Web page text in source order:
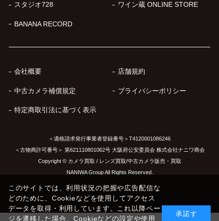
スタジオ728 ワイン蔵 ONLINE STORE
BANANA RECORD
会社概要 店舗規約
中古カメラ補償規定 プライバシーポリシー
特定商取引法に基づく表示
＜適格請求発行事業者登録番号＞T4120001086246
＜古物商許可番号＞ 第621110801062号 大阪府公安委員会 株式会社ナニワ商会
Copyright © カメラ買取 / レンズ買取/中古カメラ販売・買取
NANIWA Group All Rights Reserved.
このサイトでは、利用状況の把握や広告配信な
どのために、Cookieなどを使用してアクセス
データを取得・利用しています。これ以降ペー
ジを遷移した場合、Cookieなどの設定や使用
承諾す